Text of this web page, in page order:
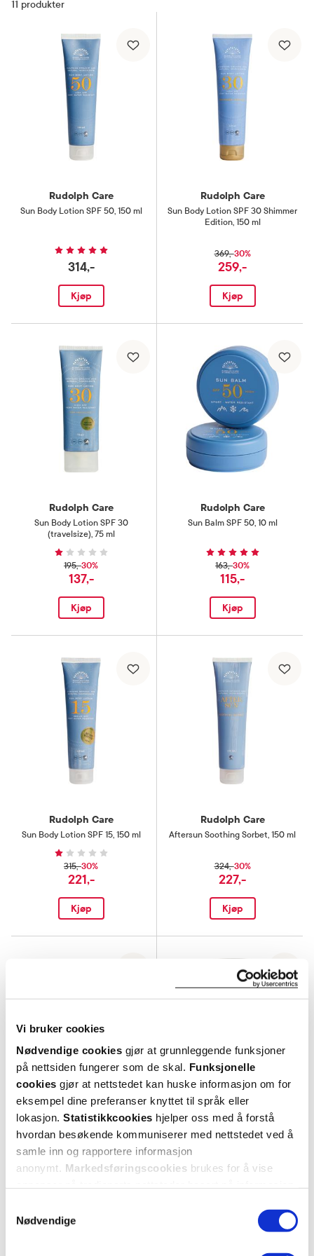
Vi bruker cookies
Nødvendige cookies gjør at grunnleggende funksjoner
på nettsiden fungerer som de skal. Funksjonelle
cookies gjør at nettstedet kan huske informasjon om for
eksempel dine preferanser knyttet til språk eller
lokasjon. Statistikkcookies hjelper oss med å forstå
hvordan besøkende kommuniserer med nettstedet ved å
samle inn og rapportere informasjon
anonymt. Markedsføringscookies brukes for å vise
Nødvendige
11 produkter
Rudolph Care
Sun Body Lotion SPF 50, 150 ml
314,-
Kjøp
Rudolph Care
Sun Body Lotion SPF 30 Shimmer
Edition, 150 ml
369,-30%
259,-
Kjøp
Rudolph Care
Sun Body Lotion SPF 30
(travelsize), 75 ml
195,-30%
137,-
Kjøp
Rudolph Care
Sun Balm SPF 50, 10 ml
163,-30%
115,-
Kjøp
Rudolph Care
Sun Body Lotion SPF 15, 150 ml
315,-30%
221,-
Kjøp
Rudolph Care
Aftersun Soothing Sorbet, 150 ml
324,-30%
227,-
Kjøp
Rudolph Care
Sun Balm SPF 50,45 ml
334,-30%
Rudolph Care
Sun Stick SPF 50,15 ml
219,-30%